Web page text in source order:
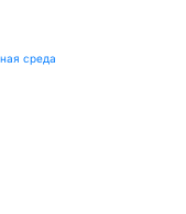
среда